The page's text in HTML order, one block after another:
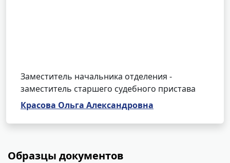
Заместитель начальника отделения -
заместитель старшего судебного пристава
Красова Ольга Александровна
Образцы документов